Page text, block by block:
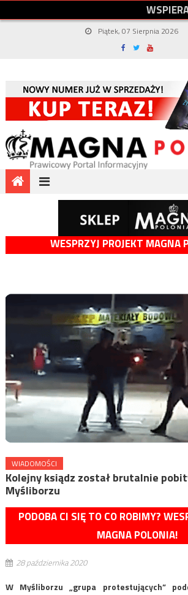
WSPIER
Piątek, 07 Sierpnia 2026
WESPRZYJ PROJEKT MAGNA
WIADOMOŚCI
Kolejny ksiądz został brutalnie
Myśliborzu
PODOBA CI SIĘ TO CO ROBIMY?
MAGNA POLONIA!
28 października 2020
W Myśliborzu „grupa protestujących”